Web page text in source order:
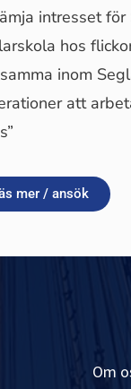
intresset
hos
inom
att
mer / ansök
Om